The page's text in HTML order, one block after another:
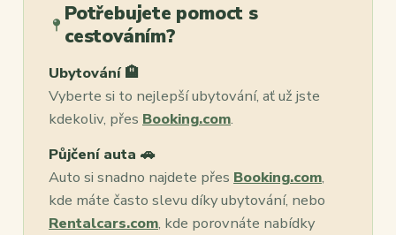
Potřebujete pomoct s
cestováním?
Ubytování 🏨
Vyberte si to nejlepší ubytování, ať už jste
kdekoliv, přes Booking.com.
Půjčení auta 🚗
Auto si snadno najdete přes Booking.com,
kde máte často slevu díky ubytování, nebo
Rentalcars.com, kde porovnáte nabídky